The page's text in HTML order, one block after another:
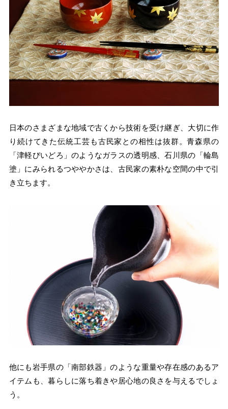
日本のさまざまな地域で古くから技術を受け継ぎ、大切に作
り続けてきた伝統工芸も古民家との相性は抜群。青森県の
「津軽びいどろ」のようなガラスの透明感、石川県の「輪島
塗」にみられるつややかさは、古民家の素朴な空間の中で引
き立ちます。
他にも岩手県の「南部鉄器」のような重量や存在感のあるア
イテムも、暮らしに落ち着きや居心地の良さを与えるでしょ
う。